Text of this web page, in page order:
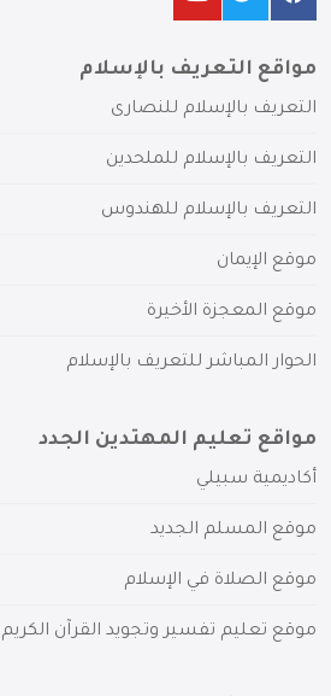
مواقع التعريف بالإسلام
التعريف بالإسلام للنصارى
التعريف بالإسلام للملحدين
التعريف بالإسلام للهندوس
موقع الإيمان
موقع المعجزة الأخيرة
الحوار المباشر للتعريف بالإسلام
مواقع تعليم المهتدين الجدد
أكاديمية سبيلي
موقع المسلم الجديد
موقع الصلاة في الإسلام
موقع تعليم تفسير وتجويد القرآن الكريم